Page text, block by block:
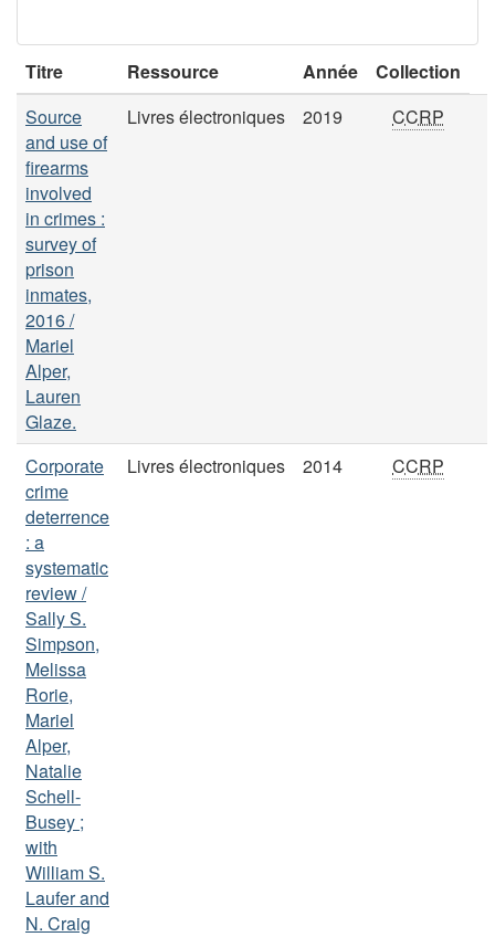
Titre Ressource Année
Collection
Source
and use of
firearms
involved
in crimes :
survey of
prison
inmates,
2016 /
Mariel
Alper,
Lauren
Glaze.
Livres électroniques 2019 CCRP
Corporate
crime
deterrence
: a
systematic
review /
Sally S.
Simpson,
Melissa
Rorie,
Mariel
Alper,
Natalie
Schell-
Busey ;
with
William S.
Laufer and
N. Craig
Livres électroniques 2014 CCRP